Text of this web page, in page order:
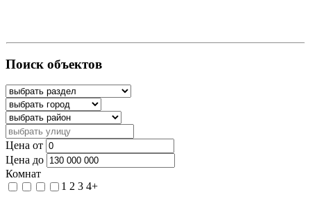
Поиск объектов
Цена от
Цена до
Комнат
1 2 3 4+